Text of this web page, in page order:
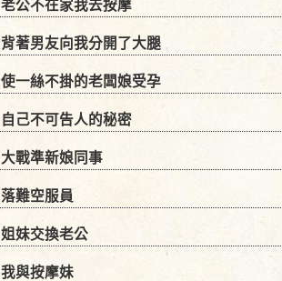
老公不在家我去按摩
背著男友向我分開了大腿
使一絲不掛的老闆娘受孕
自己不可告人的秘密
大戰準新娘同事
落難空服員
姐妹交換老公
我與按摩妹